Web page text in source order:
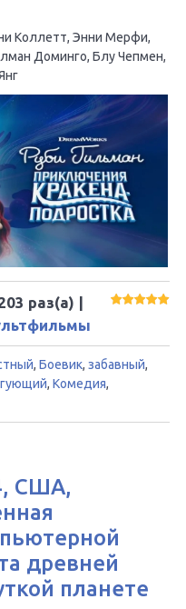
Коллетт, Энни Мерфи,
Доминго, Блу Чепмен,
раз(а) |
, Боевик, забавный,
, Комедия,
США,
древней
планете